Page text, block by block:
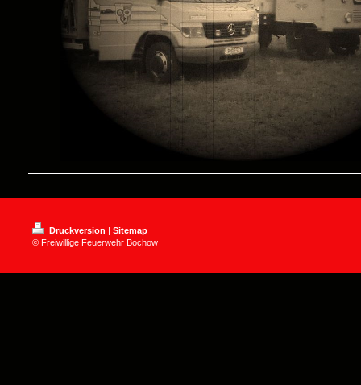
Druckversion
Sitemap
© Freiwillige Feuerwehr Bochow